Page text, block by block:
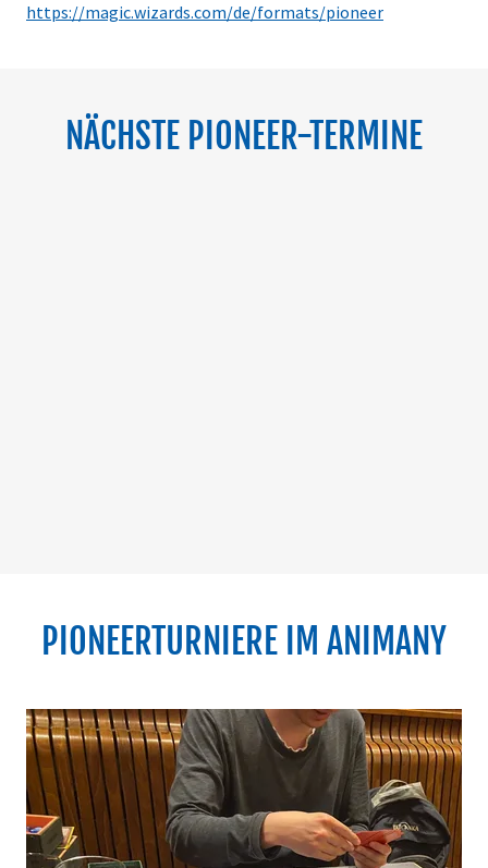
https://magic.wizards.com/de/formats/pioneer
NÄCHSTE PIONEER-TERMINE
PIONEERTURNIERE IM ANIMANY